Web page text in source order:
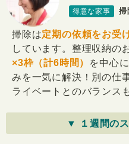
得意な家事 掃
掃除は定期の依頼をお受
しています。整理収納の
×3枠（計6時間）
を中心
みを一気に解決！別の仕
ライベートとのバランス
▼ １週間の